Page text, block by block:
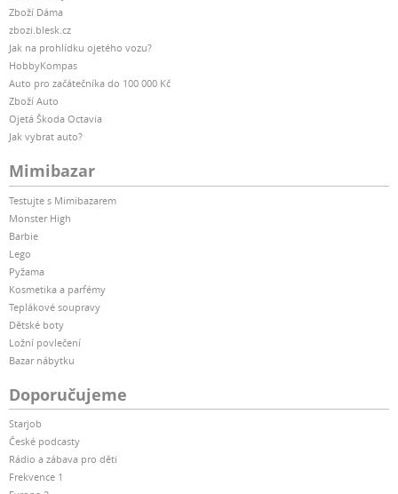
Zboží Dáma
zbozi.blesk.cz
Jak na prohlídku ojetého vozu?
HobbyKompas
Auto pro začátečníka do 100 000 Kč
Zboží Auto
Ojetá Škoda Octavia
Jak vybrat auto?
Mimibazar
Testujte s Mimibazarem
Monster High
Barbie
Lego
Pyžama
Kosmetika a parfémy
Teplákové soupravy
Dětské boty
Ložní povlečení
Bazar nábytku
Doporučujeme
Starjob
České podcasty
Rádio a zábava pro děti
Frekvence 1